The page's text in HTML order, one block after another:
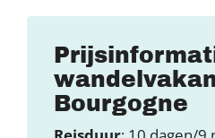
Bourgogne